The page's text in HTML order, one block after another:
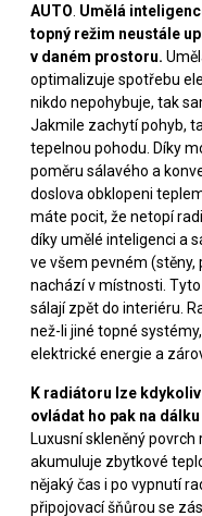
AUTO Umělá
topný režim neustále
v daném prostoru.
optimalizuje spotřebu
nikdo nepohybuje, tak
Jakmile zachytí pohyb,
tepelnou pohodu. Díky
poměru sálavého a
doslova obklopeni
máte pocit, že netopí
díky umělé inteligenci a
ve všem pevném (stěny,
nachází v místnosti.
sálají zpět do interiéru.
než-li jiné topné
elektrické energie a
K radiátoru lze
ovládat ho pak na
Luxusní skleněný
akumuluje zbytkové
nějaký čas i po vypnutí
připojovací šňůrou se